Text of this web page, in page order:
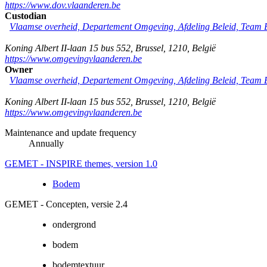
https://www.dov.vlaanderen.be
Custodian
Vlaamse overheid, Departement Omgeving, Afdeling Beleid, Team
Koning Albert II-laan 15 bus 552 Brussel 1210 België
https://www.omgevingvlaanderen.be
Owner
Vlaamse overheid, Departement Omgeving, Afdeling Beleid, Team
Koning Albert II-laan 15 bus 552 Brussel 1210 België
https://www.omgevingvlaanderen.be
Maintenance and update frequency
Annually
GEMET - INSPIRE themes, version 1.0
Bodem
GEMET - Concepten, versie 2.4
ondergrond
bodem
bodemtextuur